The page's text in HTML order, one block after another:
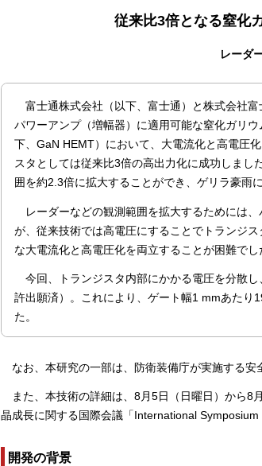
従来比3倍となる窒化
レーダ
富士通株式会社（以下、富士通）と株式会社
パワーアンプ（増幅器）に適用可能な窒化ガリウ
下、GaN HEMT）において、大電流化と高電圧
スタとしては従来比3倍の高出力化に成功しま
囲を約2.3倍に拡大することができ、ゲリラ豪雨
レーダーなどの観測範囲を拡大するためには
が、従来技術では高電圧にすることでトランジ
な大電流化と高電圧化を両立することが困難でし
今回、トランジスタ内部にかかる電圧を分散
許出願済）。これにより、ゲート幅1 mmあたり
た。
なお、本研究の一部は、防衛装備庁が実施する安
また、本技術の詳細は、8月5日（日曜日）から8
晶成長に関する国際会議「International
開発の背景